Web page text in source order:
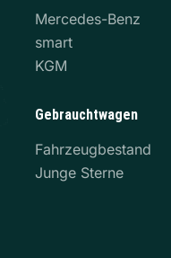
Mercedes-Benz
smart
KGM
Gebrauchtwagen
Fahrzeugbestand
Junge Sterne